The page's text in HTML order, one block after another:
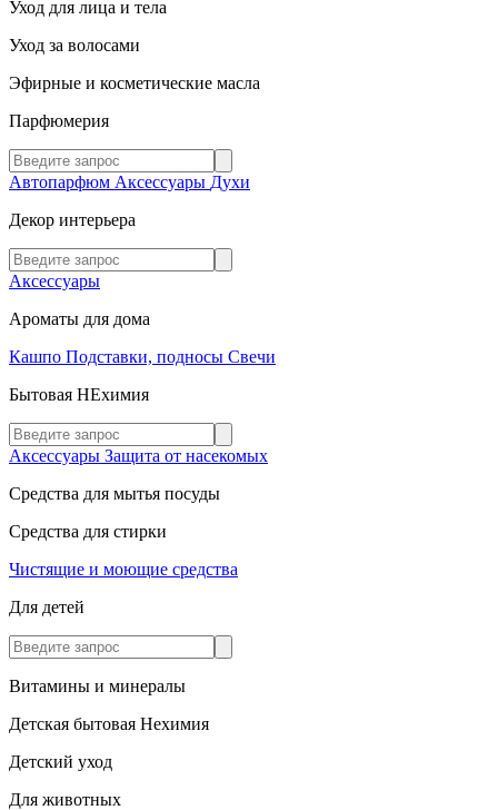
Уход для лица и тела
Уход за волосами
Эфирные и косметические масла
Парфюмерия
Автопарфюм Аксессуары Духи
Декор интерьера
Аксессуары
Ароматы для дома
Кашпо Подставки, подносы Свечи
Бытовая НЕхимия
Аксессуары Защита от насекомых
Средства для мытья посуды
Средства для стирки
Чистящие и моющие средства
Для детей
Витамины и минералы
Детская бытовая Нехимия
Детский уход
Для животных